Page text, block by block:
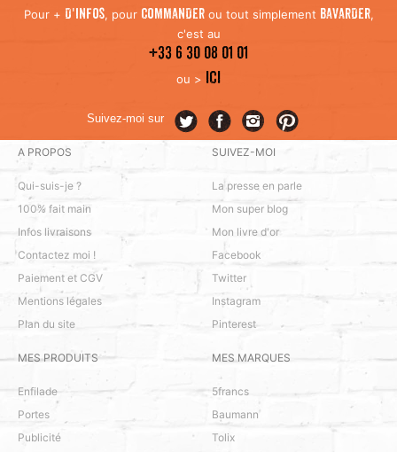
Pour + D'INFOS, pour COMMANDERou tout simplement BAVARDER,
c'est au
+33 6 30 08 01 01
ou > ICI
Suivez-moi sur
A PROPOS
Qui-suis-je ?
100% fait main
Infos livraisons
Contactez moi !
Paiement et CGV
Mentions légales
Plan du site
SUIVEZ-MOI
La presse en parle
Mon super blog
Mon livre d'or
Facebook
Twitter
Instagram
Pinterest
MES PRODUITS
Enfilade
Portes
Publicité
MES MARQUES
5francs
Baumann
Tolix